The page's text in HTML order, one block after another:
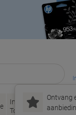
Ontvang
Inkt &
Toner
Papier,
& Verpakken